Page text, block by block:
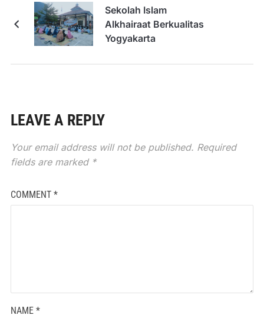
Sekolah Islam
Alkhairaat Berkualitas
Yogyakarta
LEAVE A REPLY
Your email address will not be published. Required
fields are marked *
COMMENT *
NAME *